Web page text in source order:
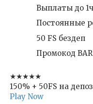
Выплаты до 1ч
Постоянные
50 FS бездеп
Промокод BAR
★★★★★
150% + 50FS на
Play Now